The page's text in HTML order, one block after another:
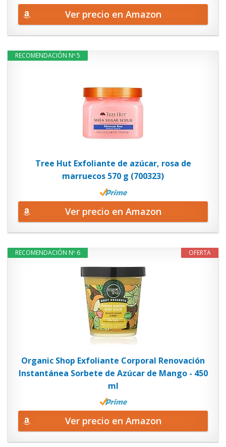
Ver precio en Amazon
RECOMENDACIÓN Nº 5
Tree Hut Exfoliante de azúcar, rosa de
marruecos 570 g (700323)
Ver precio en Amazon
OFERTA
RECOMENDACIÓN Nº 6
Organic Shop Exfoliante Corporal Renovación
Instantánea Sorbete de Azúcar de Mango - 450
ml
Ver precio en Amazon